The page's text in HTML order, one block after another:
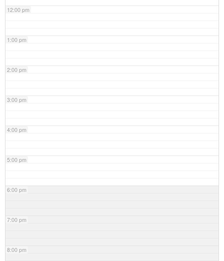
12:00 pm
1:00 pm
2:00 pm
3:00 pm
4:00 pm
5:00 pm
6:00 pm
7:00 pm
8:00 pm